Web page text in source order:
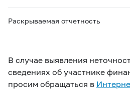
Раскрываемая отчетность
В случае выявления
сведениях об участнике
просим обращаться в